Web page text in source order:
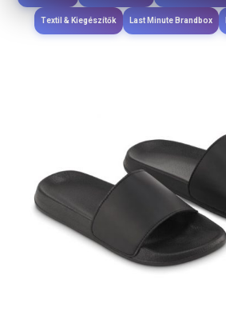
Textil & Kiegészítők Last Minute Brandbox